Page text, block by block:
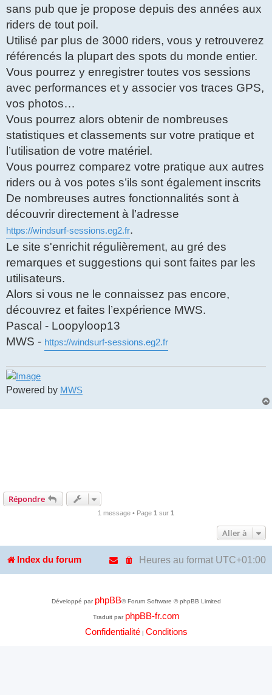
a
g
sans pub que je propose depuis des années aux
riders de tout poil.
Utilisé par plus de 3000 riders, vous y retrouverez
référencés la plupart des spots du monde entier.
Vous pourrez y enregistrer toutes vos sessions
avec performances et y associer vos traces GPS,
vos photos…
Vous pourrez alors obtenir de nombreuses
statistiques et classements sur votre pratique et
l’utilisation de votre matériel.
Vous pourrez comparez votre pratique aux autres
riders ou à vos potes s’ils sont également inscrits
De nombreuses autres fonctionnalités sont à
découvrir directement à l’adresse
https://windsurf-sessions.eg2.fr.
Le site s'enrichit régulièrement, au gré des
remarques et suggestions qui sont faites par les
utilisateurs.
Alors si vous ne le connaissez pas encore,
découvrez et faites l’expérience MWS.
Pascal - Loopyloop13
MWS - https://windsurf-sessions.eg2.fr
Powered by MWS
Répondre
1 message • Page 1 sur 1
Aller à
Index du forum Heures au format UTC+01:00
Développé par phpBB® Forum Software © phpBB Limited
Traduit par phpBB-fr.com
Confidentialité| Conditions